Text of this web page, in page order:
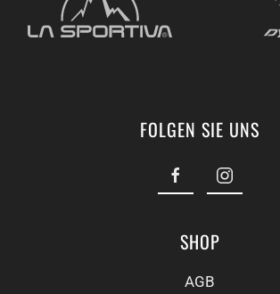
FOLGEN SIE UNS
SHOP
AGB